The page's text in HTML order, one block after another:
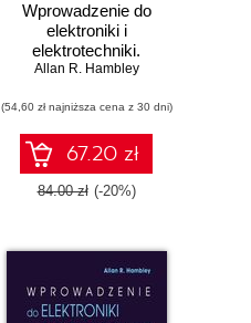
Wprowadzenie do
elektroniki i
elektrotechniki.
Tom 2. Systemy
Allan R. Hambley
(54,60 zł najniższa cena z 30 dni)
67.20 zł
84.00 zł (-20%)